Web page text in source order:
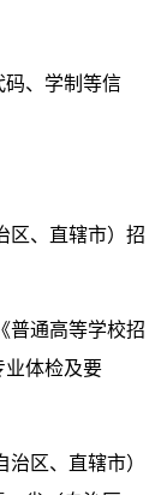
码、学制等信
区、直辖市）招
普通高等学校招
业体检及要
区、直辖市）